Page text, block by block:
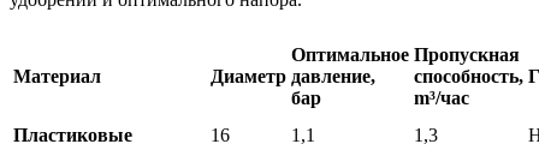
Материал Диаметр
Оптимальное
давление,
бар
Пропускная
способность,
m³/час
Пластиковые 16 1,1 1,3